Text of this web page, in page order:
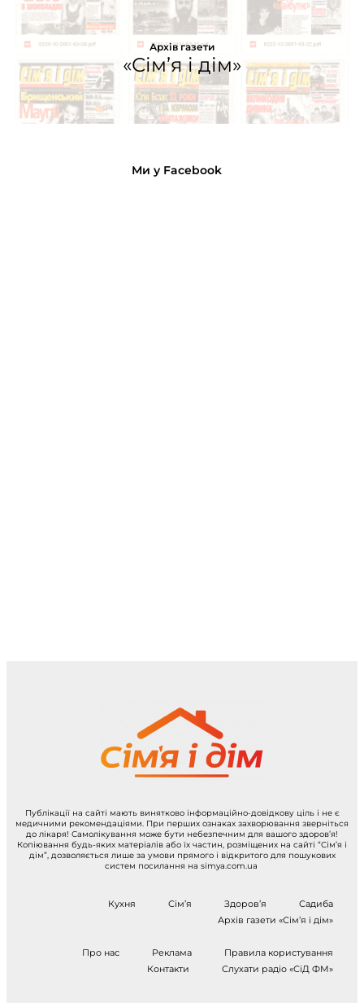
Архів газети
«Сім’я і дім»
Ми у Facebook
Публікації на сайті мають винятково інформаційно-довідкову ціль і не є
медичними рекомендаціями. При перших ознаках захворювання зверніться
до лікаря! Самолікування може бути небезпечним для вашого здоров’я!
Копіювання будь-яких матеріалів або їх частин, розміщених на сайті “Сім’я і
дім”, дозволяється лише за умови прямого і відкритого для пошукових
систем посилання на simya.com.ua
Кухня Сім’я Здоров’я
Садиба
Архів газети «Сім’я і дім»
Про нас Реклама
Правила користування
Контакти
Слухати радіо «СіД ФМ»